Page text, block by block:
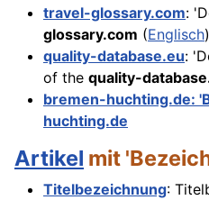
travel-glossary.com:
glossary.com (Englisch)
quality-database.eu:
of the quality-
bremen-huchting.de:
huchting.de
Artikel mit
Titelbezeichnung: